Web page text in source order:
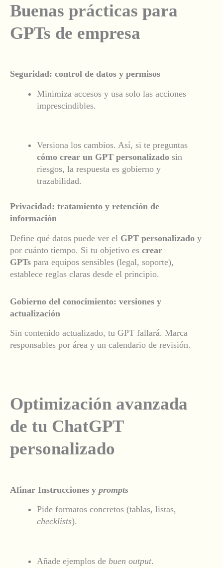
Buenas prácticas para
GPTs de empresa
Seguridad: control de datos y permisos
Minimiza accesos y usa solo las acciones
imprescindibles.
Versiona los cambios. Así, si te preguntas
cómo crear un GPT personalizado sin
riesgos, la respuesta es gobierno y
trazabilidad.
Privacidad: tratamiento y retención de
información
Define qué datos puede ver el GPT personalizado y
por cuánto tiempo. Si tu objetivo es crear
GPTs para equipos sensibles (legal, soporte),
establece reglas claras desde el principio.
Gobierno del conocimiento: versiones y
actualización
Sin contenido actualizado, tu GPT fallará. Marca
responsables por área y un calendario de revisión.
Optimización avanzada
de tu ChatGPT
personalizado
Afinar Instrucciones y prompts
Pide formatos concretos (tablas, listas,
checklists).
Añade ejemplos de buen output.